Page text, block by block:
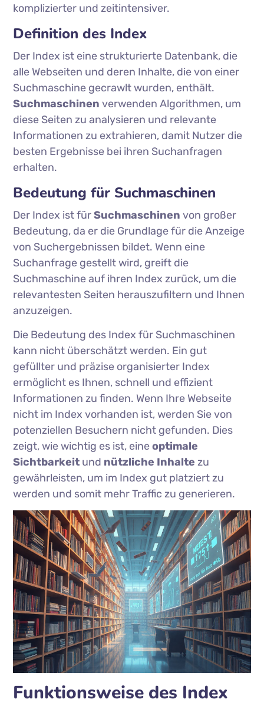
komplizierter und zeitintensiver.
Definition des Index
Der Index ist eine strukturierte Datenbank, die
alle Webseiten und deren Inhalte, die von einer
Suchmaschine gecrawlt wurden, enthält.
Suchmaschinen verwenden Algorithmen, um
diese Seiten zu analysieren und relevante
Informationen zu extrahieren, damit Nutzer die
besten Ergebnisse bei ihren Suchanfragen
erhalten.
Bedeutung für Suchmaschinen
Der Index ist fürSuchmaschinen von großer
Bedeutung, da er die Grundlage für die Anzeige
von Suchergebnissen bildet. Wenn eine
Suchanfrage gestellt wird, greift die
Suchmaschine auf ihren Index zurück, um die
relevantesten Seiten herauszufiltern und Ihnen
anzuzeigen.
Die Bedeutung des Index für Suchmaschinen
kann nicht überschätzt werden. Ein gut
gefüllter und präzise organisierter Index
ermöglicht es Ihnen, schnell und effizient
Informationen zu finden. Wenn Ihre Webseite
nicht im Index vorhanden ist, werden Sie von
potenziellen Besuchern nicht gefunden. Dies
zeigt, wie wichtig es ist, eineoptimale
Sichtbarkeit und nützliche Inhalte zu
gewährleisten, um im Index gut platziert zu
werden und somit mehr Traffic zu generieren.
Funktionsweise des Index